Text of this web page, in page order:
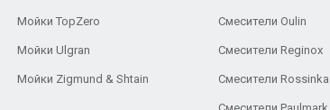
Мойки TopZero
Мойки Ulgran
Мойки Zigmund & Shtain
Смесители Oulin
Смесители Reginox
Смесители Rossinka